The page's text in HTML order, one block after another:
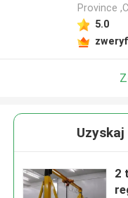
Province
5.0
2